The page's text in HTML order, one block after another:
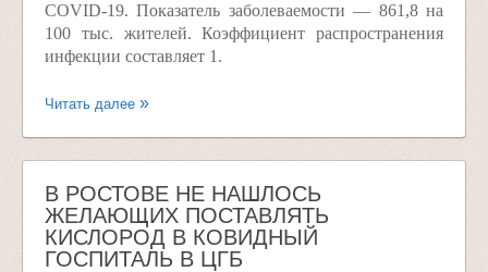
COVID-19. Показатель заболеваемости — 861,8 на
100 тыс. жителей. Коэффициент распространения
инфекции составляет 1.
Читать далее
В РОСТОВЕ НЕ НАШЛОСЬ
ЖЕЛАЮЩИХ ПОСТАВЛЯТЬ
КИСЛОРОД В КОВИДНЫЙ
ГОСПИТАЛЬ В ЦГБ